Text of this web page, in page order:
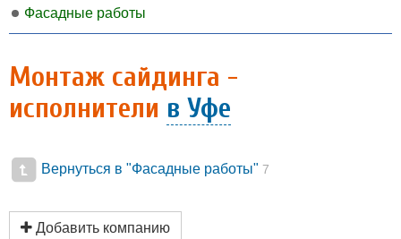
Фасадные работы
Монтаж сайдинга -
исполнители в Уфе
Вернуться в "Фасадные работы" 7
Добавить компанию